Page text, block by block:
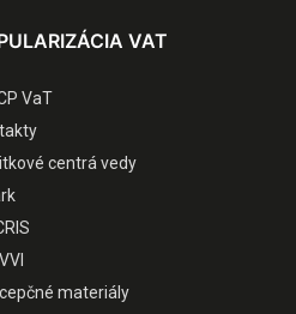
VAT
VaT
centrá vedy
materiály